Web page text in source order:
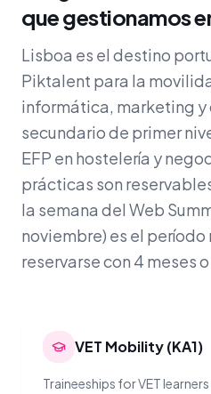
que gestionamos
Lisboa es el destino
Piktalent para la
informática, marketing y
secundario de primer
EFP en hostelería y
prácticas son
la semana del Web
noviembre) es el
reservarse con 4 meses
VET Mobility (KA1)
Traineeships for VET